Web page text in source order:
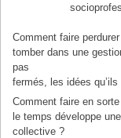
Comment faire
tomber dans une
pas
fermés, les idées
Comment faire en
le temps développe
collective ?